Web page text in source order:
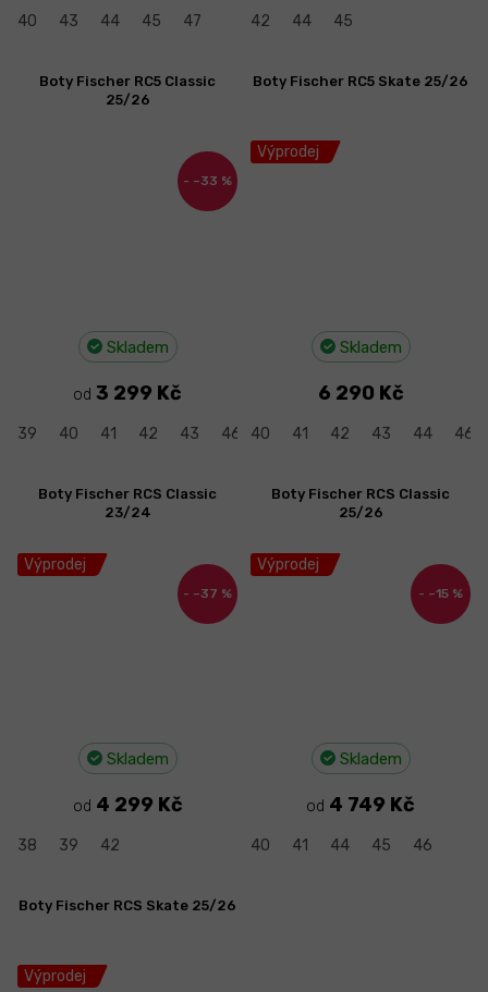
40 43 44 45 47 42 44 45
–33 %
Boty Fischer RC5 Classic
25/26
Skladem
od 3 299 Kč
39 40 41 42 43 46 47
Výprodej
Boty Fischer RC5 Skate 25/26
Skladem
6 290 Kč
40 41 42 43 44 46
Výprodej
–37 %
Boty Fischer RCS Classic
23/24
Skladem
od 4 299 Kč
38 39 42
Výprodej
–15 %
Boty Fischer RCS Classic
25/26
Skladem
od 4 749 Kč
40 41 44 45 46
Výprodej
Boty Fischer RCS Skate 25/26